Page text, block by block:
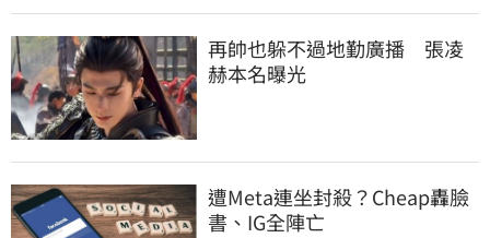
再帥也躲不過地勤廣播　張凌
赫本名曝光
遭Meta連坐封殺？Cheap轟臉
書、IG全陣亡